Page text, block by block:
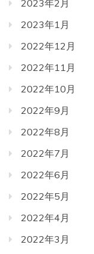
2023年2月
2023年1月
2022年12月
2022年11月
2022年10月
2022年9月
2022年8月
2022年7月
2022年6月
2022年5月
2022年4月
2022年3月